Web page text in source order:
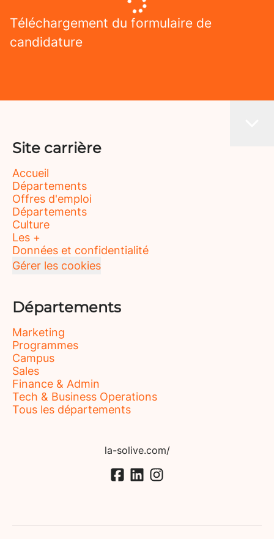
Téléchargement du formulaire de
candidature
Site carrière
Accueil
Départements
Offres d'emploi
Départements
Culture
Les +
Données et confidentialité
Gérer les cookies
Départements
Marketing
Programmes
Campus
Sales
Finance & Admin
Tech & Business Operations
Tous les départements
la-solive.com/